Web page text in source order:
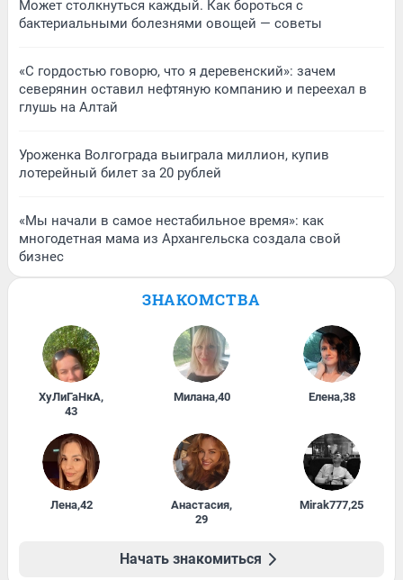
Может столкнуться каждый. Как бороться с
бактериальными болезнями овощей — советы
«С гордостью говорю, что я деревенский»: зачем
северянин оставил нефтяную компанию и переехал в
глушь на Алтай
Уроженка Волгограда выиграла миллион, купив
лотерейный билет за 20 рублей
«Мы начали в самое нестабильное время»: как
многодетная мама из Архангельска создала свой
бизнес
ЗНАКОМСТВА
ХуЛиГаНкА,
43
Милана,40 Елена,38
Лена,42 Анастасия,
29
Mirak777,25
Начать знакомиться